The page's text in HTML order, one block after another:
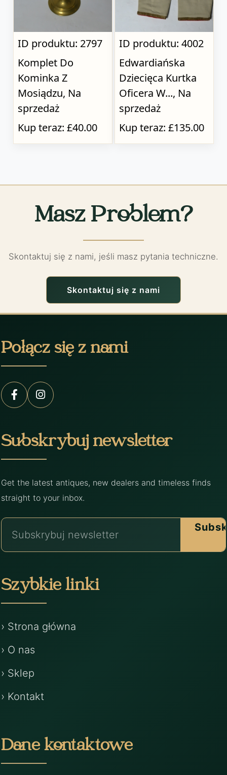
ID produktu: 2797
Komplet Do
Kominka Z
Mosiądzu, Na
sprzedaż
Kup teraz: £40.00
ID produktu: 4002
Edwardiańska
Dziecięca Kurtka
Oficera W..., Na
sprzedaż
Kup teraz: £135.00
Masz Problem?
Skontaktuj się z nami, jeśli masz pytania techniczne.
Skontaktuj się z nami
Połącz się z nami
Subskrybuj newsletter
Get the latest antiques, new dealers and timeless finds
straight to your inbox.
Szybkie linki
› Strona główna
› O nas
› Sklep
› Kontakt
Dane kontaktowe